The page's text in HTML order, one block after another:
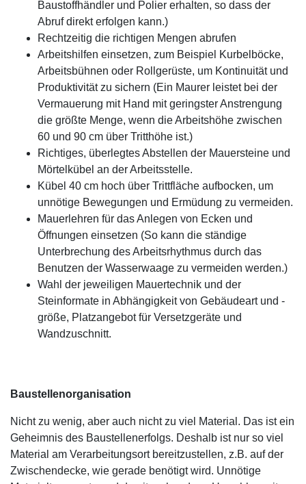
Baustoffhändler und Polier erhalten, so dass der
Abruf direkt erfolgen kann.)
Rechtzeitig die richtigen Mengen abrufen
Arbeitshilfen einsetzen, zum Beispiel Kurbelböcke,
Arbeitsbühnen oder Rollgerüste, um Kontinuität und
Produktivität zu sichern (Ein Maurer leistet bei der
Vermauerung mit Hand mit geringster Anstrengung
die größte Menge, wenn die Arbeitshöhe zwischen
60 und 90 cm über Tritthöhe ist.)
Richtiges, überlegtes Abstellen der Mauersteine und
Mörtelkübel an der Arbeitsstelle.
Kübel 40 cm hoch über Trittfläche aufbocken, um
unnötige Bewegungen und Ermüdung zu vermeiden.
Mauerlehren für das Anlegen von Ecken und
Öffnungen einsetzen (So kann die ständige
Unterbrechung des Arbeitsrhythmus durch das
Benutzen der Wasserwaage zu vermeiden werden.)
Wahl der jeweiligen Mauertechnik und der
Steinformate in Abhängigkeit von Gebäudeart und -
größe, Platzangebot für Versetzgeräte und
Wandzuschnitt.
Baustellenorganisation
Nicht zu wenig, aber auch nicht zu viel Material. Das ist ein
Geheimnis des Baustellenerfolgs. Deshalb ist nur so viel
Material am Verarbeitungsort bereitzustellen, z.B. auf der
Zwischendecke, wie gerade benötigt wird. Unnötige